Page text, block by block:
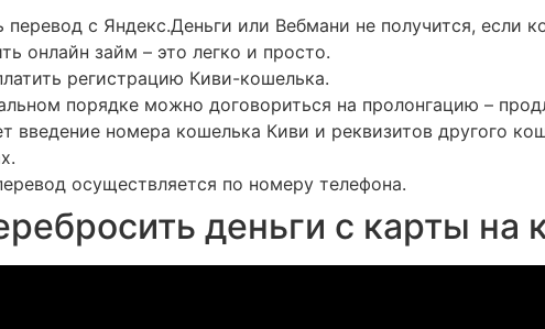
перевод с Яндекс.Деньги или Вебмани не получится, если
онлайн займ – это легко и просто.
регистрацию Киви-кошелька.
порядке можно договориться на пролонгацию –
введение номера кошелька Киви и реквизитов другого
осуществляется по номеру телефона.
деньги с карты на